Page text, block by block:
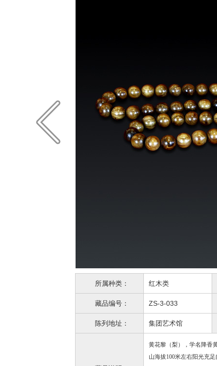
所属种类： 红木类
藏品编号： ZS-3-033
陈列地址： 集团艺术馆
黄花黎（梨），学名降香
山海拔100米左右阳光充